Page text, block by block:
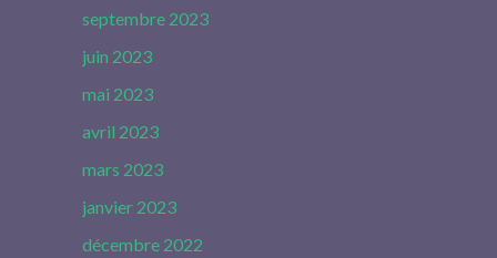
septembre 2023
juin 2023
mai 2023
avril 2023
mars 2023
janvier 2023
décembre 2022